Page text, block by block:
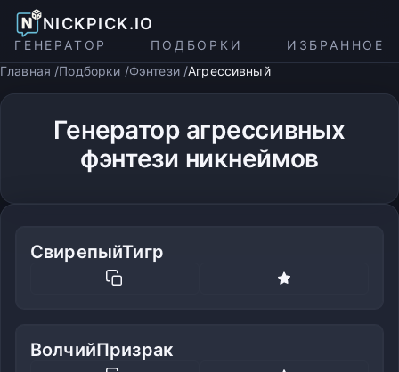
NICKPICK.IO
ГЕНЕРАТОР ПОДБОРКИ
ИЗБРАННОЕ
Главная
Подборки Фэнтези Агрессивный
Генератор агрессивных
фэнтези никнеймов
СвирепыйТигр
ВолчийПризрак